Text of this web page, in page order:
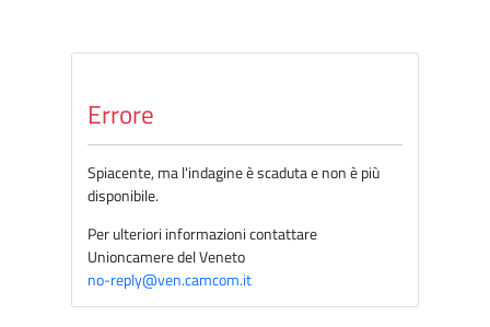
Errore
Spiacente, ma l'indagine è scaduta e non è più
disponibile.
Per ulteriori informazioni contattare
Unioncamere del Veneto
no-reply@ven.camcom.it